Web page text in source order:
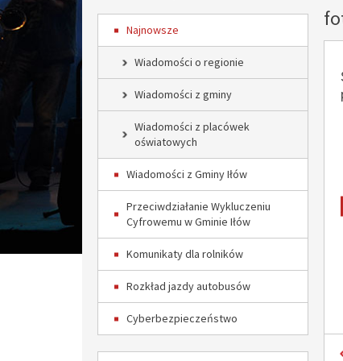
Najnowsze
Wiadomości o regionie
Wiadomości z gminy
Wiadomości z placówek
oświatowych
Wiadomości z Gminy Iłów
Przeciwdziałanie Wykluczeniu
Cyfrowemu w Gminie Iłów
Komunikaty dla rolników
Rozkład jazdy autobusów
Cyberbezpieczeństwo